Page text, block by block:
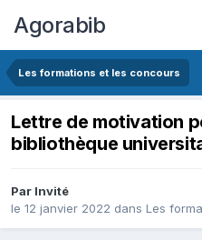
Agorabib
Les formations et les concours
Lettre de motivation
bibliothèque
Par Invité
le 12 janvier 2022 dans Les